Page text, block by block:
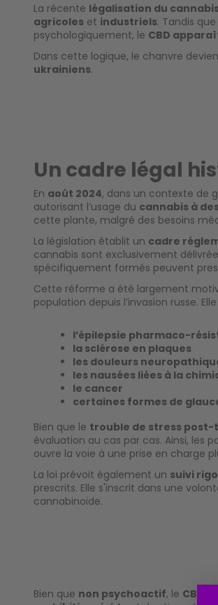
La récente légalisation du
agricoleset industriels. Tandis
psychologiquement, le CBD
Dans cette logique, le chanvre
ukrainiens.
Un cadre légal
En août 2024, dans un contexte de
autorisant l’usage du cannabis à
cette plante, malgré des besoins
La législation établit un cadre
cannabis sont exclusivement
spécifiquement formés peuvent
Cette réforme a été largement
population depuis l’invasion russe.
l’épilepsie pharmaco-
la sclérose en plaques
les douleurs
les nausées liées à la
le cancer
certaines formes de
Bien que le trouble de stress post-
évaluation au cas par cas. Ainsi,
ouvre la voie à une prise en charge
La loi prévoit également un suivi
prescrits. Elle s'inscrit dans une
cannabinoïde.
Bien que non psychoactif, le CBD